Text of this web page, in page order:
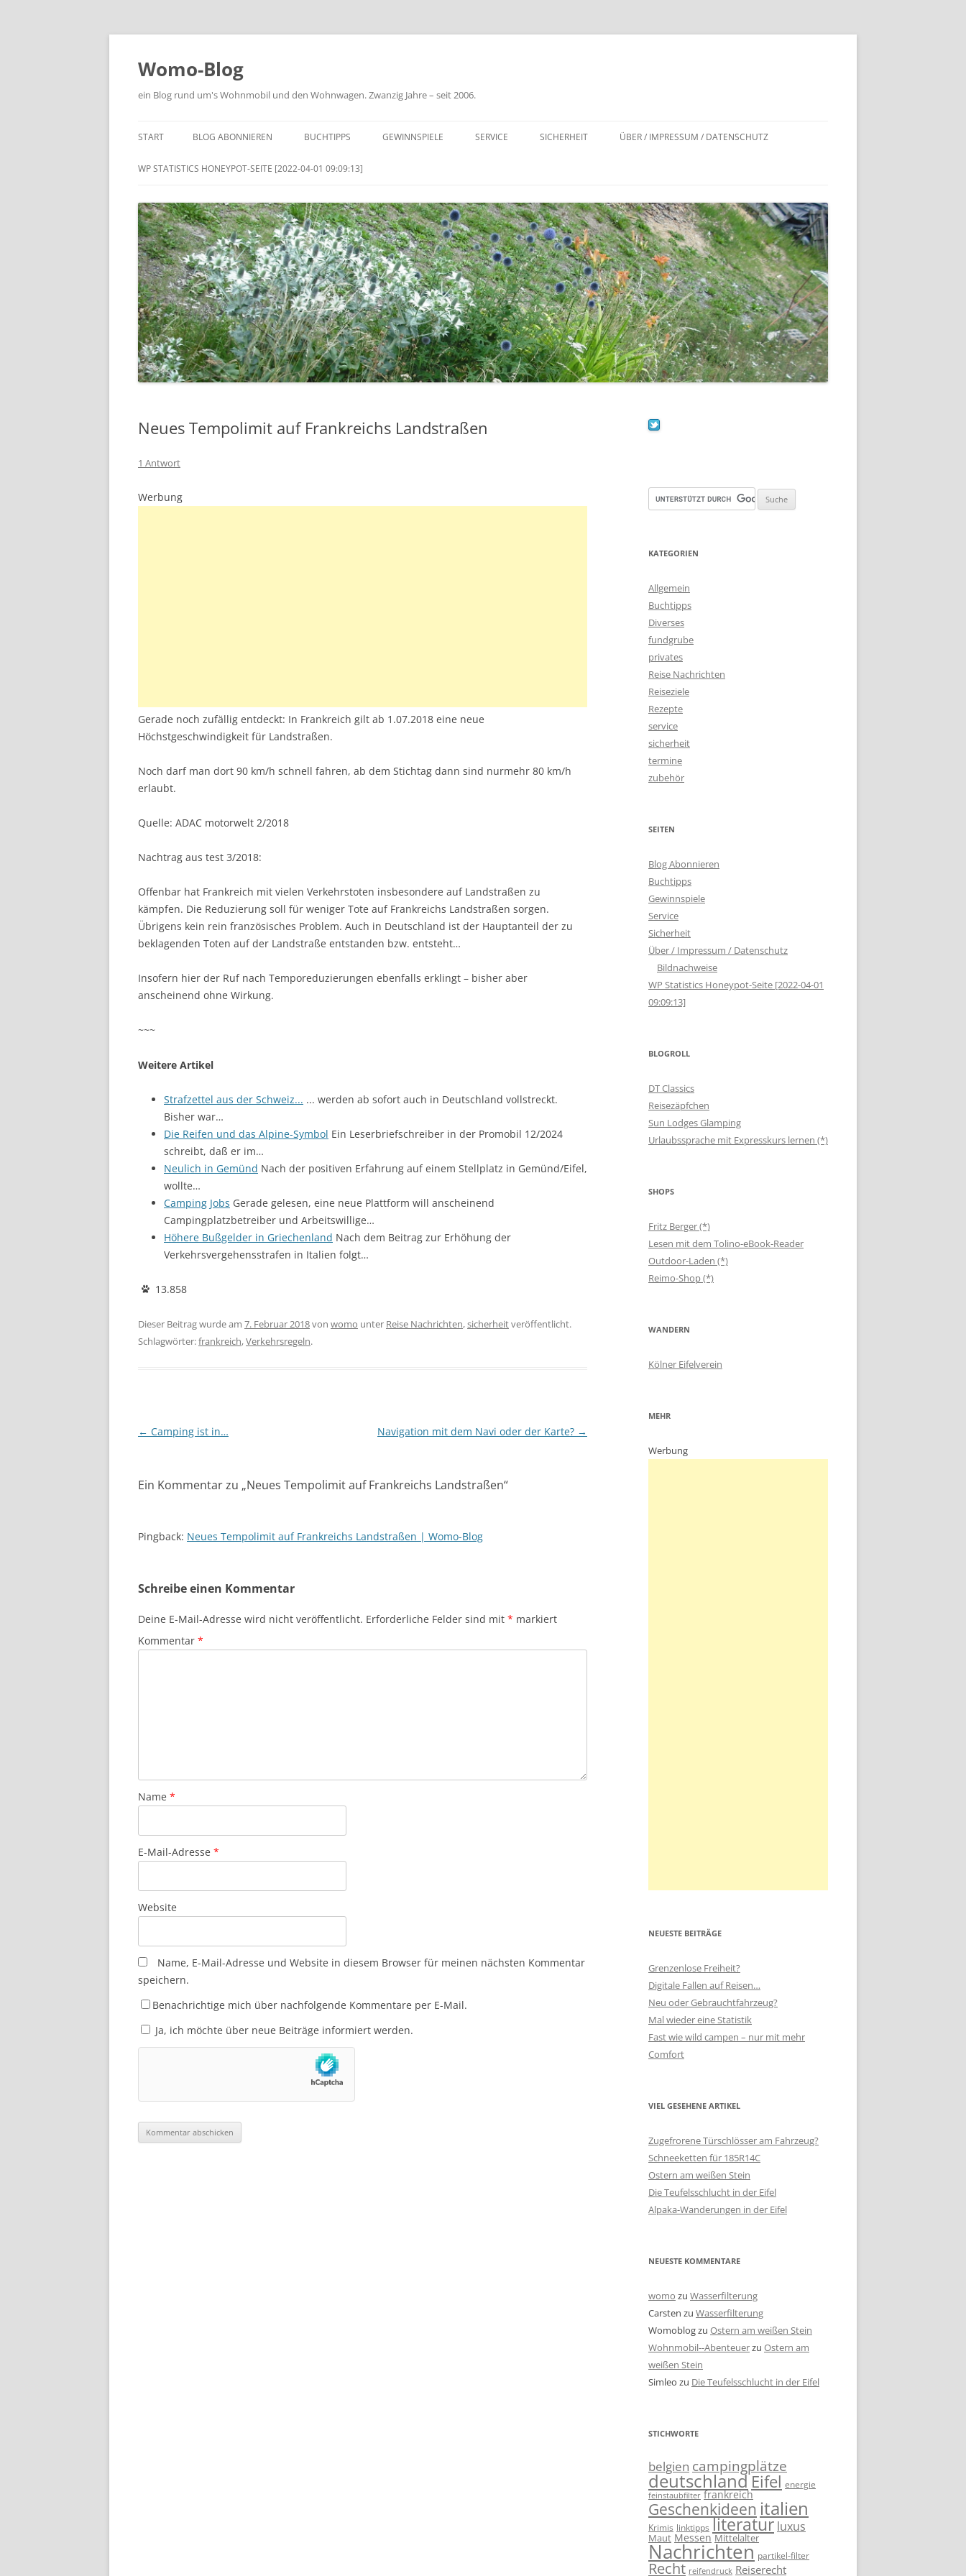
Zum
Womo-Blog
ein Blog rund um's Wohnmobil und den Wohnwagen. Zwanzig Jahre – seit 2006.
START BLOG ABONNIEREN BUCHTIPPS GEWINNSPIELE SERVICE SICHERHEIT ÜBER / IMPRESSUM / DATENSCHUTZ
WP STATISTICS HONEYPOT-SEITE [2022-04-01 09:09:13]
Neues Tempolimit auf Frankreichs Landstraßen
1 Antwort
Werbung
Gerade noch zufällig entdeckt: In Frankreich gilt ab 1.07.2018 eine neue
Höchstgeschwindigkeit für Landstraßen.
Noch darf man dort 90 km/h schnell fahren, ab dem Stichtag dann sind nurmehr 80 km/h
erlaubt.
Quelle: ADAC motorwelt 2/2018
Nachtrag aus test 3/2018:
Offenbar hat Frankreich mit vielen Verkehrstoten insbesondere auf Landstraßen zu
kämpfen. Die Reduzierung soll für weniger Tote auf Frankreichs Landstraßen sorgen.
Übrigens kein rein französisches Problem. Auch in Deutschland ist der Hauptanteil der zu
beklagenden Toten auf der Landstraße entstanden bzw. entsteht…
Insofern hier der Ruf nach Temporeduzierungen ebenfalls erklingt – bisher aber
anscheinend ohne Wirkung.
~~~
Weitere Artikel
Strafzettel aus der Schweiz... ... werden ab sofort auch in Deutschland vollstreckt.
Bisher war…
Die Reifen und das Alpine-Symbol Ein Leserbriefschreiber in der Promobil 12/2024
schreibt, daß er im…
Neulich in Gemünd Nach der positiven Erfahrung auf einem Stellplatz in Gemünd/Eifel,
wollte…
Camping Jobs Gerade gelesen, eine neue Plattform will anscheinend
Campingplatzbetreiber und Arbeitswillige…
Höhere Bußgelder in Griechenland Nach dem Beitrag zur Erhöhung der
Verkehrsvergehensstrafen in Italien folgt…
13.858
Dieser Beitrag wurde am 7. Februar 2018von womo unter Reise Nachrichten,sicherheitveröffentlicht.
Schlagwörter:frankreich,Verkehrsregeln.
Beitragsnavigation
← Camping ist in… Navigation mit dem Navi oder der Karte? →
Ein Kommentar zu „Neues Tempolimit auf Frankreichs Landstraßen“
Pingback: Neues Tempolimit auf Frankreichs Landstraßen | Womo-Blog
Schreibe einen Kommentar
Deine E-Mail-Adresse wird nicht veröffentlicht. Erforderliche Felder sind mit * markiert
Kommentar *
Name *
E-Mail-Adresse *
Website
Name, E-Mail-Adresse und Website in diesem Browser für meinen nächsten Kommentar
speichern.
Benachrichtige mich über nachfolgende Kommentare per E-Mail.
Ja, ich möchte über neue Beiträge informiert werden.
KATEGORIEN
Allgemein
Buchtipps
Diverses
fundgrube
privates
Reise Nachrichten
Reiseziele
Rezepte
service
sicherheit
termine
zubehör
SEITEN
Blog Abonnieren
Buchtipps
Gewinnspiele
Service
Sicherheit
Über / Impressum / Datenschutz
Bildnachweise
WP Statistics Honeypot-Seite [2022-04-01
09:09:13]
BLOGROLL
DT Classics
Reisezäpfchen
Sun Lodges Glamping
Urlaubssprache mit Expresskurs lernen (*)
SHOPS
Fritz Berger (*)
Lesen mit dem Tolino-eBook-Reader
Outdoor-Laden (*)
Reimo-Shop (*)
WANDERN
Kölner Eifelverein
MEHR
Werbung
NEUESTE BEITRÄGE
Grenzenlose Freiheit?
Digitale Fallen auf Reisen…
Neu oder Gebrauchtfahrzeug?
Mal wieder eine Statistik
Fast wie wild campen – nur mit mehr
Comfort
VIEL GESEHENE ARTIKEL
Zugefrorene Türschlösser am Fahrzeug?
Schneeketten für 185R14C
Ostern am weißen Stein
Die Teufelsschlucht in der Eifel
Alpaka-Wanderungen in der Eifel
NEUESTE KOMMENTARE
womo zu Wasserfilterung
Carsten zu Wasserfilterung
Womoblogzu Ostern am weißen Stein
Wohnmobil--Abenteuerzu Ostern am
weißen Stein
Simleo zu Die Teufelsschlucht in der Eifel
STICHWORTE
belgien campingplätze
deutschland Eifel energie
feinstaubfilter frankreich
Geschenkideen italien
Krimis linktipps literatur luxus
Maut Messen Mittelalter
Nachrichten partikel-filter
Recht reifendruck Reiserecht